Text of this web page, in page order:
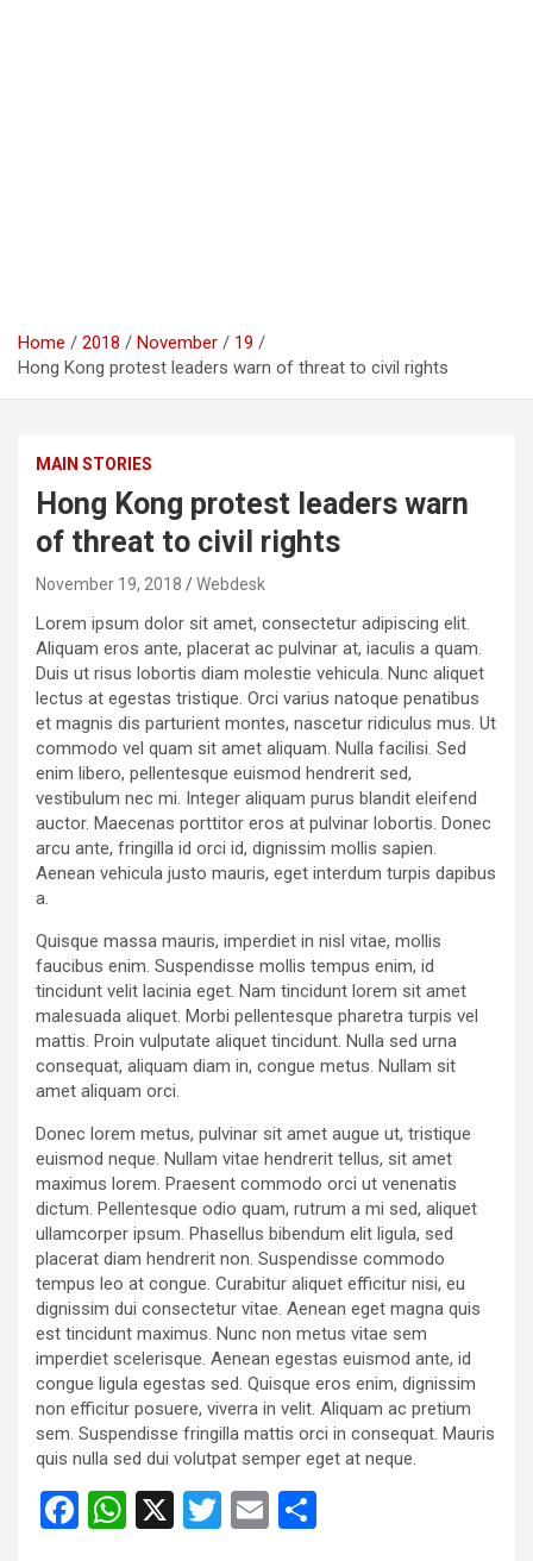
Home 2018 November
19
Hong Kong protest leaders warn of threat to civil rights
MAIN STORIES
Hong Kong protest leaders warn
of threat to civil rights
November 19, 2018 Webdesk
Lorem ipsum dolor sit amet, consectetur adipiscing elit.
Aliquam eros ante, placerat ac pulvinar at, iaculis a quam.
Duis ut risus lobortis diam molestie vehicula. Nunc aliquet
lectus at egestas tristique. Orci varius natoque penatibus
et magnis dis parturient montes, nascetur ridiculus mus. Ut
commodo vel quam sit amet aliquam. Nulla facilisi. Sed
enim libero, pellentesque euismod hendrerit sed,
vestibulum nec mi. Integer aliquam purus blandit eleifend
auctor. Maecenas porttitor eros at pulvinar lobortis. Donec
arcu ante, fringilla id orci id, dignissim mollis sapien.
Aenean vehicula justo mauris, eget interdum turpis dapibus
a.
Quisque massa mauris, imperdiet in nisl vitae, mollis
faucibus enim. Suspendisse mollis tempus enim, id
tincidunt velit lacinia eget. Nam tincidunt lorem sit amet
malesuada aliquet. Morbi pellentesque pharetra turpis vel
mattis. Proin vulputate aliquet tincidunt. Nulla sed urna
consequat, aliquam diam in, congue metus. Nullam sit
amet aliquam orci.
Donec lorem metus, pulvinar sit amet augue ut, tristique
euismod neque. Nullam vitae hendrerit tellus, sit amet
maximus lorem. Praesent commodo orci ut venenatis
dictum. Pellentesque odio quam, rutrum a mi sed, aliquet
ullamcorper ipsum. Phasellus bibendum elit ligula, sed
placerat diam hendrerit non. Suspendisse commodo
tempus leo at congue. Curabitur aliquet efficitur nisi, eu
dignissim dui consectetur vitae. Aenean eget magna quis
est tincidunt maximus. Nunc non metus vitae sem
imperdiet scelerisque. Aenean egestas euismod ante, id
congue ligula egestas sed. Quisque eros enim, dignissim
non efficitur posuere, viverra in velit. Aliquam ac pretium
sem. Suspendisse fringilla mattis orci in consequat. Mauris
quis nulla sed dui volutpat semper eget at neque.
F
W X
T
E